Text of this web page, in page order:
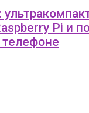
Pi и